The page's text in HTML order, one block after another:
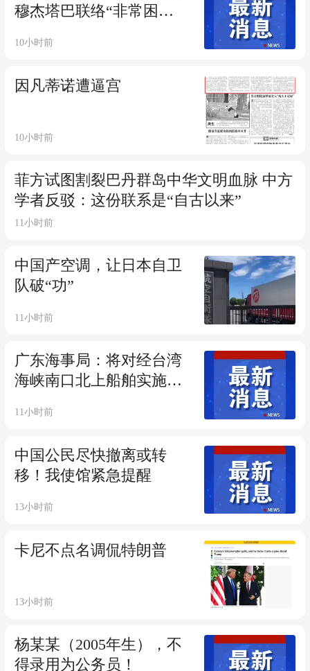
穆杰塔巴联络“非常困
的正常决策过程在伊朗内
10小时前
因凡蒂诺遭逼宫
10小时前
菲方试图割裂巴丹群岛中华文明血脉 中方
学者反驳：这份联系是“自古以来”
11小时前
中国产空调，让日本自卫
队破“功”
11小时前
广东海事局：将对经台湾
海峡南口北上船舶实施交
11小时前
中国公民尽快撤离或转
移！我使馆紧急提醒
13小时前
卡尼不点名调侃特朗普
13小时前
杨某某（2005年生），不
得录用为公务员！